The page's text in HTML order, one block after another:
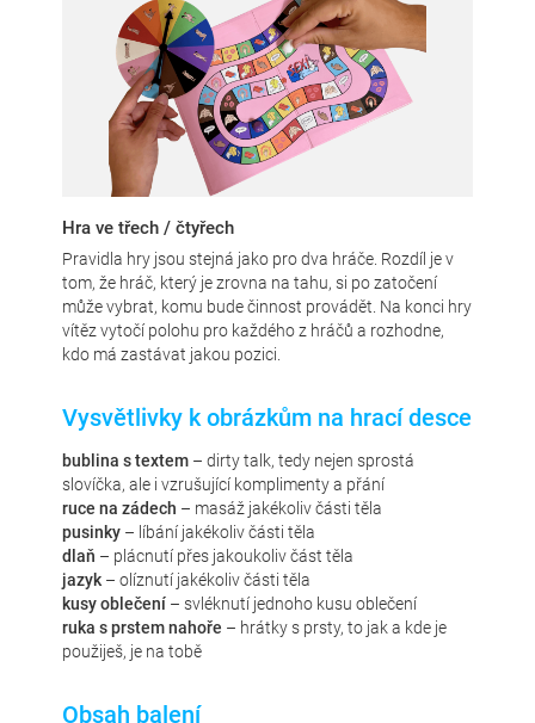
Hra ve třech / čtyřech
Pravidla hry jsou stejná jako pro dva hráče. Rozdíl je v
tom, že hráč, který je zrovna na tahu, si po zatočení
může vybrat, komu bude činnost provádět. Na konci hry
vítěz vytočí polohu pro každého z hráčů a rozhodne,
kdo má zastávat jakou pozici.
Vysvětlivky k obrázkům na hrací desce
bublina s textem – dirty talk, tedy nejen sprostá
slovíčka, ale i vzrušující komplimenty a přání
ruce na zádech – masáž jakékoliv části těla
pusinky – líbání jakékoliv části těla
dlaň – plácnutí přes jakoukoliv část těla
jazyk – olíznutí jakékoliv části těla
kusy oblečení – svléknutí jednoho kusu oblečení
ruka s prstem nahoře – hrátky s prsty, to jak a kde je
použiješ, je na tobě
Obsah balení